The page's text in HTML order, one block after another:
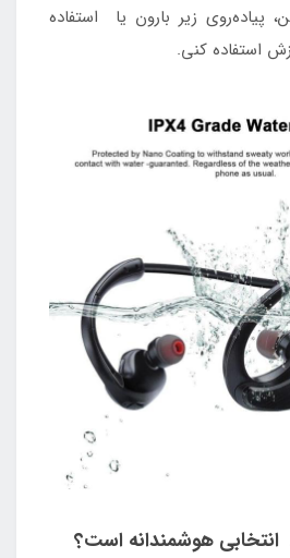
پیاده‌روی زیر بارون یا استفاده
استفاده کنی.